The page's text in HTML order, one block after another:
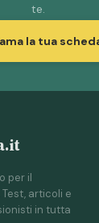
te.
la tua
per il
articoli e
in tutta